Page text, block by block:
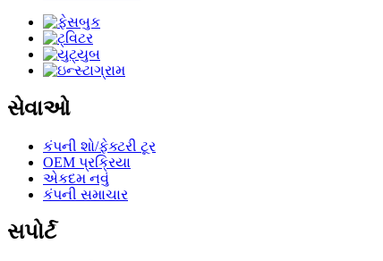
સેવાઓ
કંપની શો/ફેક્ટરી ટૂર
OEM પ્રક્રિયા
એકદમ નવું
કંપની સમાચાર
સપોર્ટ